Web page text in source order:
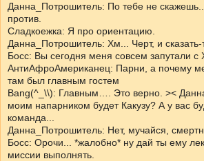
Данна_Потрошитель: По тебе не
против.
Сладкоежка: Я про ориентацию.
Данна_Потрошитель: Хм... Черт, и сказать-
Босс: Вы сегодня меня совсем запутали с
АнтиАфроАмериканец: Парни, а почему
там был главным гостем
Bang(^_\\): Главным…. Это верно. ><
моим напарником будет Какузу? А у вас
команда...
Данна_Потрошитель: Нет, мучайся,
Босс: Орочи... *жалобно* ну дай ты ему
миссии выполнять.